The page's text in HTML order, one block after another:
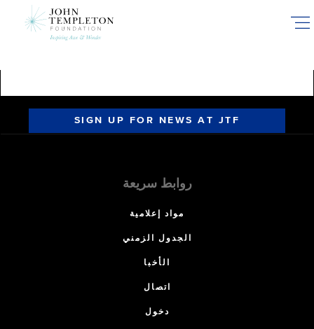
SIGN UP FOR NEWS AT JTF
روابط سريعة
مواد إعلامية
الجدول الزمني
الأخبا
اتصال
دخول